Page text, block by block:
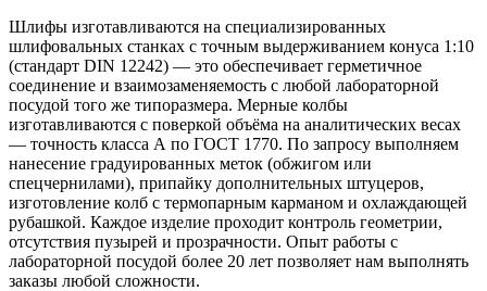
Шлифы изготавливаются на специализированных
шлифовальных станках с точным выдерживанием конуса 1:10
(стандарт DIN 12242) — это обеспечивает герметичное
соединение и взаимозаменяемость с любой лабораторной
посудой того же типоразмера. Мерные колбы
изготавливаются с поверкой объёма на аналитических весах
— точность класса А по ГОСТ 1770. По запросу выполняем
нанесение градуированных меток (обжигом или
спецчернилами), припайку дополнительных штуцеров,
изготовление колб с термопарным карманом и охлаждающей
рубашкой. Каждое изделие проходит контроль геометрии,
отсутствия пузырей и прозрачности. Опыт работы с
лабораторной посудой более 20 лет позволяет нам выполнять
заказы любой сложности.